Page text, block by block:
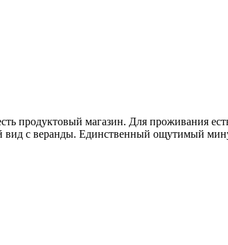
продуктовый магазин. Для проживания
с веранды. Единственный ощутимый